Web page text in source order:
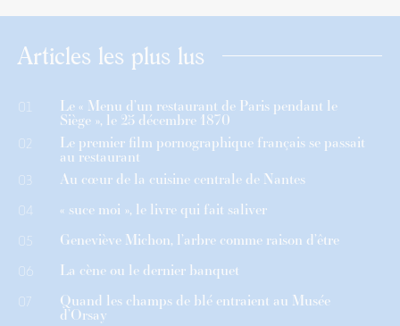
Articles les plus lus
01 Le « Menu d’un restaurant de Paris pendant le
Siège », le 25 décembre 1870
02 Le premier film pornographique français se passait
au restaurant
03 Au cœur de la cuisine centrale de Nantes
04 « suce moi », le livre qui fait saliver
05 Geneviève Michon, l’arbre comme raison d’être
06 La cène ou le dernier banquet
07 Quand les champs de blé entraient au Musée
d’Orsay